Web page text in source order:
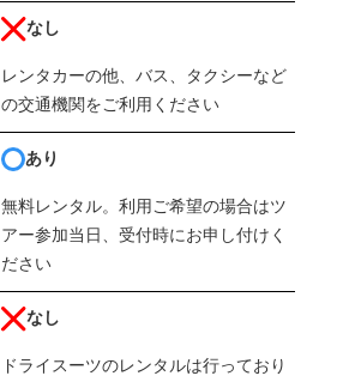
なし
レンタカーの他、バス、タクシーなど
の交通機関をご利用ください
あり
無料レンタル。利用ご希望の場合はツ
アー参加当日、受付時にお申し付けく
ださい
なし
ドライスーツのレンタルは行っており